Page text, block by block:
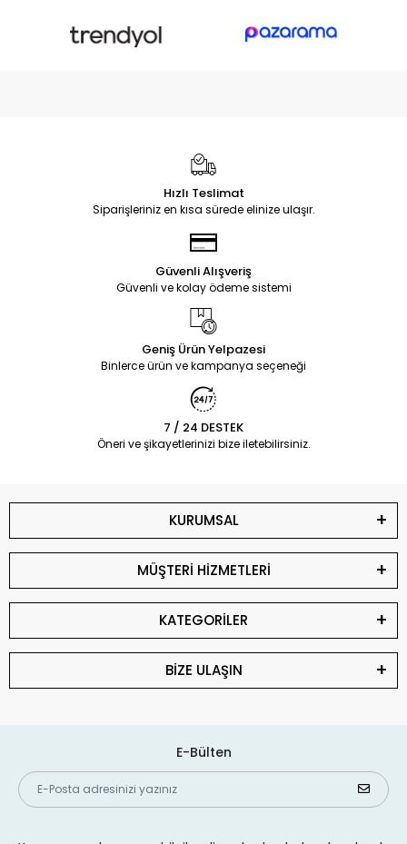
Hızlı Teslimat
Siparişleriniz en kısa sürede elinize ulaşır.
Güvenli Alışveriş
Güvenli ve kolay ödeme sistemi
Geniş Ürün Yelpazesi
Binlerce ürün ve kampanya seçeneği
7 / 24 DESTEK
Öneri ve şikayetlerinizi bize iletebilirsiniz.
KURUMSAL
MÜŞTERİ HİZMETLERİ
KATEGORİLER
BİZE ULAŞIN
E-Bülten